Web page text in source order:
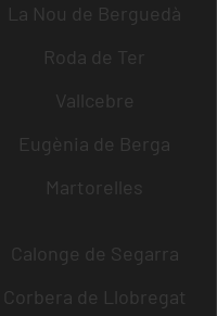
La Nou de Berguedà
Roda de Ter
Vallcebre
Eugènia de Berga
Martorelles
Calonge de Segarra
Corbera de Llobregat